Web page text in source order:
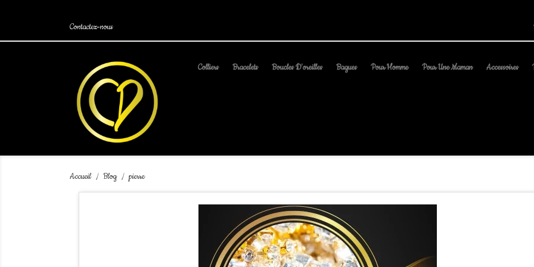
Contactez-nous
Colliers Bracelets Boucles D'oreilles Bagues Pour Homme Pour Une Maman Accessoires
Accueil Blog pierre